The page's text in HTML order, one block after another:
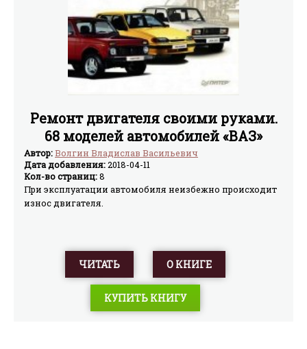
Ремонт двигателя своими руками.
68 моделей автомобилей «ВАЗ»
Автор:Волгин Владислав Васильевич
Дата добавления:2018-04-11
Кол-во страниц:8
При эксплуатации автомобиля неизбежно происходит
износ двигателя.
ЧИТАТЬ О КНИГЕ
КУПИТЬ КНИГУ